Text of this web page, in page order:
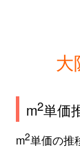
大
m2単価
m2単価の推